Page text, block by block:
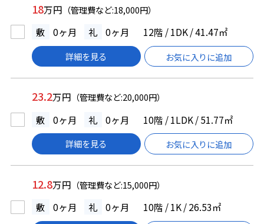
18万円 （管理費など:18,000円）
敷 0ヶ月 礼 0ヶ月 12階 / 1DK / 41.47㎡
詳細を見る お気に入りに追加
23.2万円 （管理費など:20,000円）
敷 0ヶ月 礼 0ヶ月 10階 / 1LDK / 51.77㎡
詳細を見る お気に入りに追加
12.8万円 （管理費など:15,000円）
敷 0ヶ月 礼 0ヶ月 10階 / 1K / 26.53㎡